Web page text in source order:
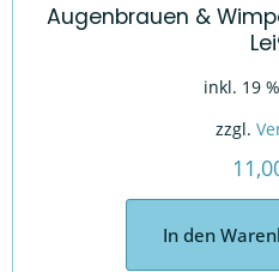
Augenbrauen &
inkl. 19
zzgl.
In den